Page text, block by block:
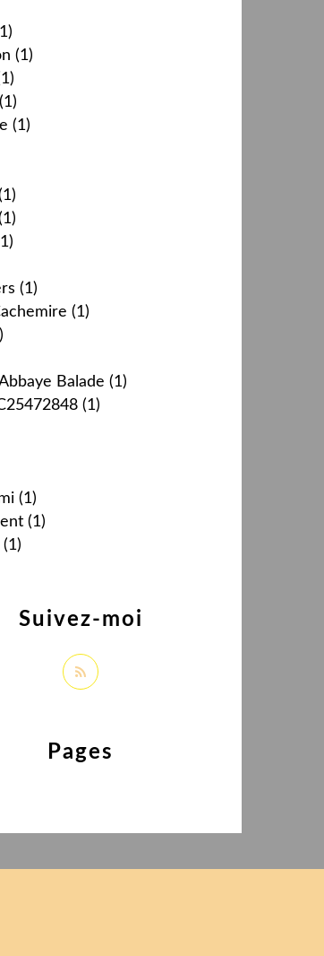
(1)
(1)
(1)
(1)
(1)
Balade (1)
(1)
(1)
(1)
(1)
Pages
Suivez-moi